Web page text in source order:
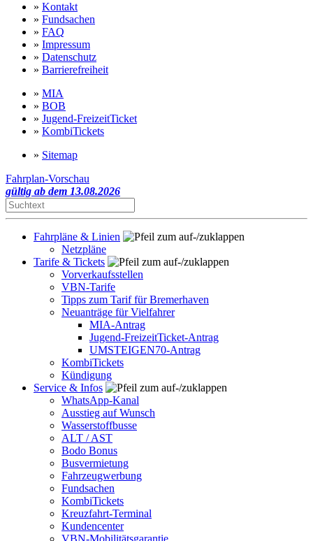
» Kontakt
» Fundsachen
» FAQ
» Impressum
» Datenschutz
» Barrierefreiheit
» MIA
» BOB
» Jugend-FreizeitTicket
» KombiTickets
» Sitemap
Fahrplan-Vorschau
gültig ab dem 13.08.2026
Fahrpläne & Linien
Netzpläne
Tarife & Tickets
Vorverkaufsstellen
VBN-Tarife
Tipps zum Tarif für Bremerhaven
Neuanträge für Vielfahrer
MIA-Antrag
Jugend-FreizeitTicket-Antrag
UMSTEIGEN70-Antrag
KombiTickets
Kündigung
Service & Infos
WhatsApp-Kanal
Ausstieg auf Wunsch
Wasserstoffbusse
ALT / AST
Bodo Bonus
Busvermietung
Fahrzeugwerbung
Fundsachen
KombiTickets
Kreuzfahrt-Terminal
Kundencenter